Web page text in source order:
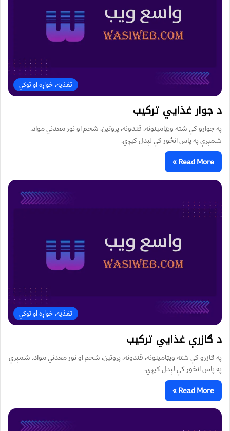
تغذیه، خواړه او توکي
د جوار غذايي ترکیب
په جوارو کې شته ویټامینونه، قندونه، پروتین، شحم او نور معدني مواد.
شمېرې په پاس انځور کې لېدل کیږي.
Read More »
تغذیه، خواړه او توکي
د ګازرې غذايي ترکیب
په ګازرو کې شته ویټامینونه، قندونه، پروتین، شحم او نور معدني مواد. شمېرې
په پاس انځور کې لېدل کیږي.
Read More »